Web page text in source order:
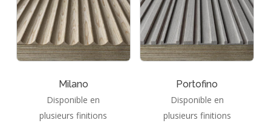
Votre panier est vide.
Go To Shop
Milano
Disponible en
plusieurs finitions
Portofino
Disponible en
plusieurs finitions